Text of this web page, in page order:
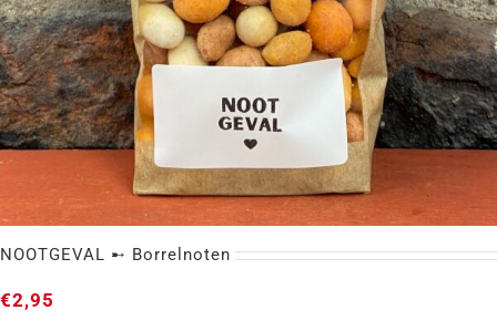
NOOTGEVAL ➸ Borrelnoten
€2,95